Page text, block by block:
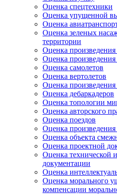
Оценка спецтехники
Оценка упущенной
Оценка
Оценка зеленых
территории
Оценка произведения
Оценка
Оценка самолетов
Оценка вертолетов
Оценка
Оценка дебаркадеров
Оценка топологии
Оценка авторского
Оценка поездов
Оценка произведения
Оценка объекта
Оценка проектной
Оценка технической
документации
Оценка
Оценка морального
компенсации